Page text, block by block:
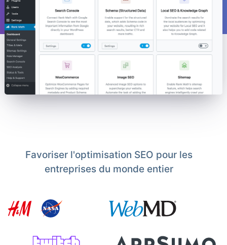
Favoriser l'optimisation SEO pour les
entreprises du monde entier